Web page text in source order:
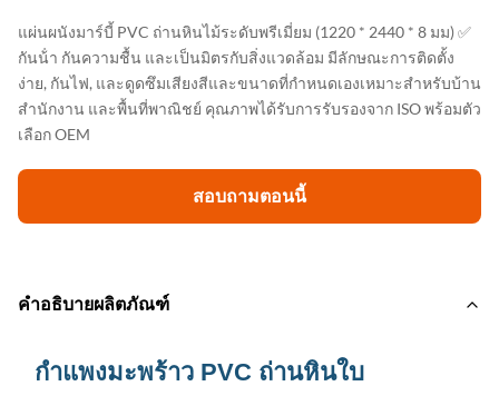
แผ่นผนังมาร์บี้ PVC ถ่านหินไม้ระดับพรีเมี่ยม (1220 * 2440 * 8 มม) ✅
กันน้ํา กันความชื้น และเป็นมิตรกับสิ่งแวดล้อม มีลักษณะการติดตั้ง
ง่าย, กันไฟ, และดูดซึมเสียงสีและขนาดที่กําหนดเองเหมาะสําหรับบ้าน
สํานักงาน และพื้นที่พาณิชย์ คุณภาพได้รับการรับรองจาก ISO พร้อมตัว
เลือก OEM
สอบถามตอนนี้
คำอธิบายผลิตภัณฑ์
กําแพงมะพร้าว PVC ถ่านหินใบ